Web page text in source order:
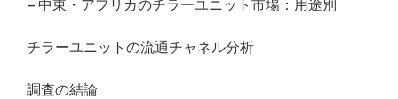
– 中東・アフリカのチラーユニット市場：用途別
チラーユニットの流通チャネル分析
調査の結論